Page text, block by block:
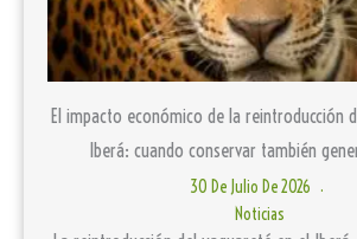
El impacto económico de la reintroducción
Iberá: cuando conservar también
30 De Julio De 2026
Noticias